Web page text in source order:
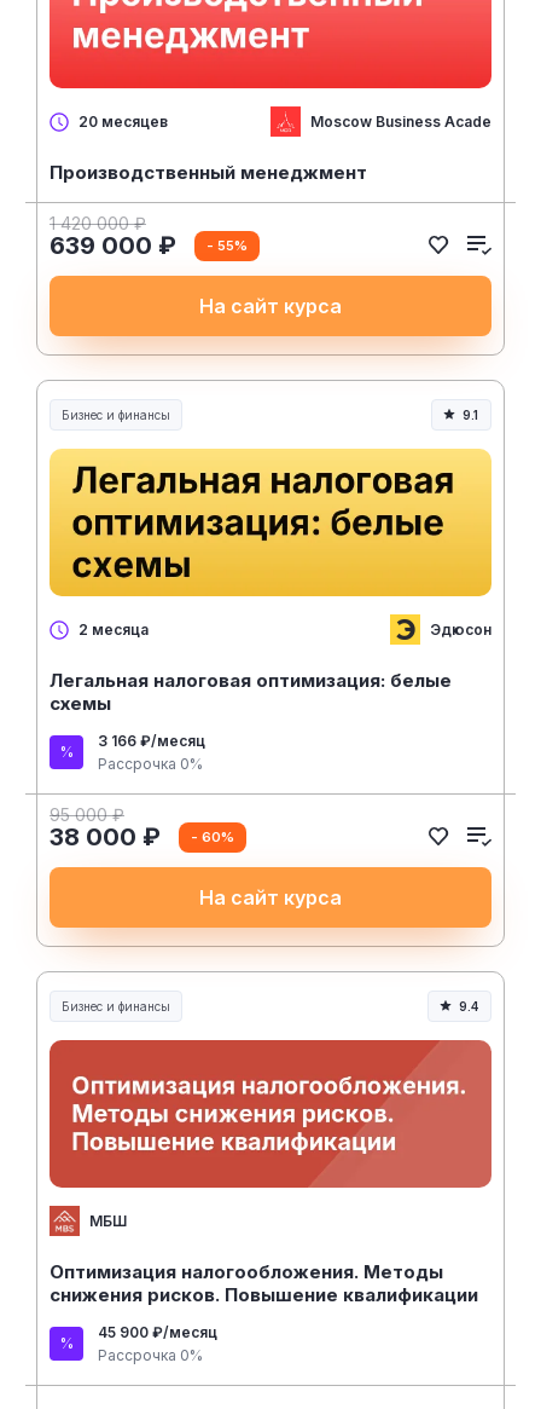
20 месяцев Moscow Business Academy
Производственный менеджмент
1 420 000 ₽
639 000 ₽ - 55%
На сайт курса
Бизнес и финансы 9.1
2 месяца Эдюсон
Легальная налоговая оптимизация: белые
схемы
3 166 ₽/месяц
Рассрочка 0%
95 000 ₽
38 000 ₽ - 60%
На сайт курса
Бизнес и финансы 9.4
МБШ
Оптимизация налогообложения. Методы
снижения рисков. Повышение квалификации
45 900 ₽/месяц
Рассрочка 0%